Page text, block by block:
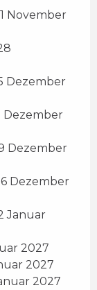
November
Dezember
Dezember
Dezember
Dezember
Januar
2027
2027
2027